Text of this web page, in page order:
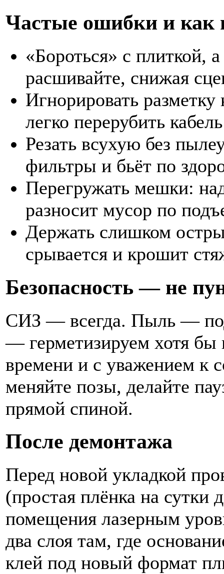
Частые ошибки и как
«Бороться» с плиткой,
расшивайте, снижая
Игнорировать
легко перерубить
Резать всухую без
фильтры и бьёт по
Перегружать мешки:
разносит мусор по
Держать слишком
срывается и крошит
Безопасность — не
СИЗ — всегда. Пыль —
— герметизируем хотя
времени и с уважением к
меняйте позы, делайте
прямой спиной.
После демонтажа
Перед новой укладкой
(простая плёнка на сутки
помещения лазерным
два слоя там, где
клей под новый формат